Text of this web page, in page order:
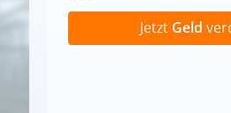
Jetzt Geld